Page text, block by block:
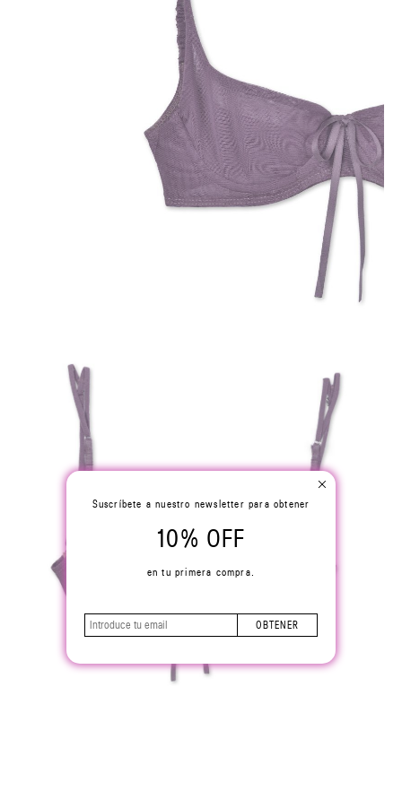
Suscríbete a nuestro newsletter para obtener
10% OFF
en tu primera compra.
OBTENER